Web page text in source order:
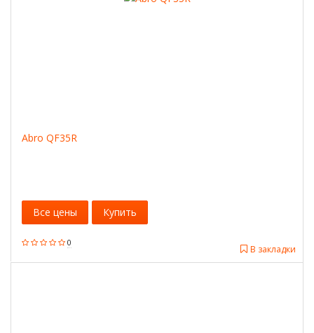
Abro QF35R
0
В закладки
Все цены Купить